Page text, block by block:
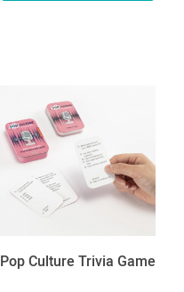
Pop Culture Trivia Game